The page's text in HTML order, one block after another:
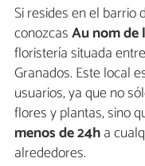
Si resides en el barrio
conozcasAu nom de
floristería situada
Granados. Este local
usuarios, ya que no
flores y plantas, sino
menos de 24ha
alrededores.